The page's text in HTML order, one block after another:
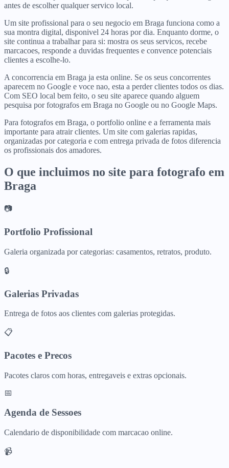
antes de escolher qualquer servico local.
Um site profissional para o seu negocio em Braga funciona como a
sua montra digital, disponivel 24 horas por dia. Enquanto dorme, o
site continua a trabalhar para si: mostra os seus servicos, recebe
marcacoes, responde a duvidas frequentes e convence potenciais
clientes a escolhe-lo.
A concorrencia em Braga ja esta online. Se os seus concorrentes
aparecem no Google e voce nao, esta a perder clientes todos os dias.
Com SEO local bem feito, o seu site aparece quando alguem
pesquisa por fotografos em Braga no Google ou no Google Maps.
Para fotografos em Braga, o portfolio online e a ferramenta mais
importante para atrair clientes. Um site com galerias rapidas,
organizadas por categoria e com entrega privada de fotos diferencia
os profissionais dos amadores.
O que incluimos no site para fotografo em
Braga
📷
Portfolio Profissional
Galeria organizada por categorias: casamentos, retratos, produto.
🔒
Galerias Privadas
Entrega de fotos aos clientes com galerias protegidas.
📋
Pacotes e Precos
Pacotes claros com horas, entregaveis e extras opcionais.
📅
Agenda de Sessoes
Calendario de disponibilidade com marcacao online.
📹